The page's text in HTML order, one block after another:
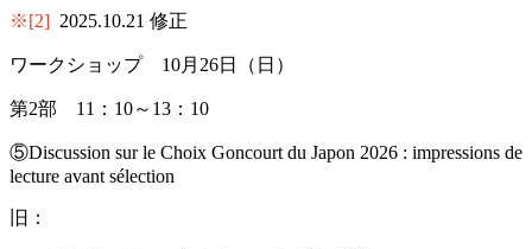
※[2] 2025.10.21 修正
ワークショップ 10月26日（日）
第2部 11：10～13：10
⑤Discussion sur le Choix Goncourt du Japon 2026 : impressions de
lecture avant sélection
旧：